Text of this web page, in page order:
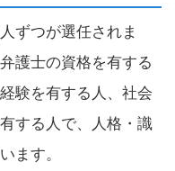
ずつが選任されま
護士の資格を有する
験を有する人、社会
する人で、人格・識
ます。